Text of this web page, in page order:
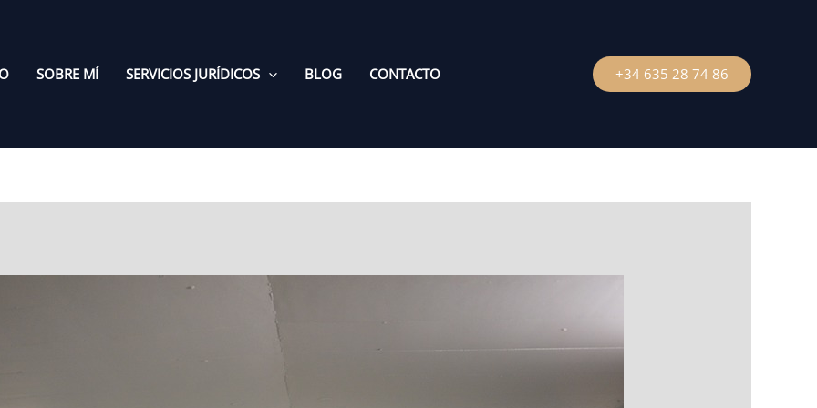
SOBRE MÍ SERVICIOS JURÍDICOS BLOG CONTACTO +34 635 28 74 86